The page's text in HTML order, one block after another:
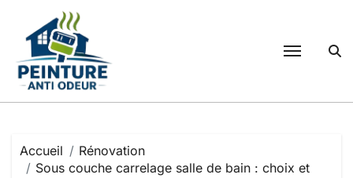
contenu
Accueil
Rénovation
Sous couche carrelage salle de bain : choix et